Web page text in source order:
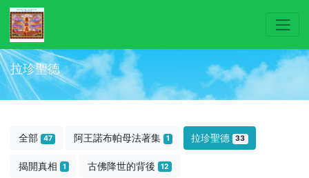
拉珍聖德
全部 47 阿王諾布帕母法著集 1 拉珍聖德 33
揭開真相 1 古佛降世的背後 12